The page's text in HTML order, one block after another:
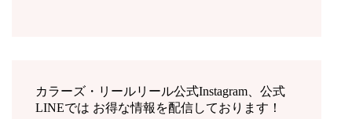
カラーズ・リールリール公式Instagram、公式
LINEでは お得な情報を配信しております！